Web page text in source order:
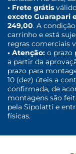
• Frete grátis
exceto Guarapari
249,00. A
carrinho e está
regras comerciais
• Atenção: o prazo
a partir da
prazo para
10 (dez) úteis a
confirmada, de
montagens são
pela Sipolatti e
físicas.